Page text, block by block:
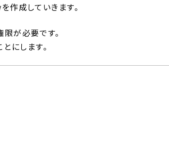
作成していきます。
が必要です。
にします。